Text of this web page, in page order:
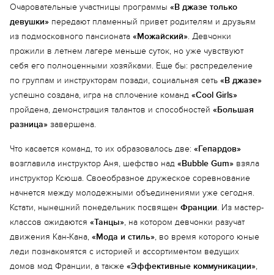
Очаровательные участницы программы «В джазе только
девушки» передают пламенный привет родителям и друзьям
из подмосковного пансионата «Можайский». Девчонки
прожили в летнем лагере меньше суток, но уже чувствуют
себя его полноценными хозяйками. Еще бы: распределение
по группам и инструкторам позади, социальная сеть «В джазе»
успешно создана, игра на сплочение команд «Cool Girls»
пройдена, демонстрация талантов и способностей «Большая
разница» завершена.
Что касается команд, то их образовалось две: «Гепардов»
возглавила инструктор Аня, шефство над «Bubble Gum» взяла
инструктор Ксюша. Своеобразное дружеское соревнование
начнется между молодежными объединениями уже сегодня.
Кстати, нынешний понедельник посвящен Франции. Из мастер-
классов ожидаются «Танцы», на котором девчонки разучат
движения Кан-Кана, «Мода и стиль», во время которого юные
леди познакомятся с историей и ассортиментом ведущих
домов мод Франции, а также «Эффективные коммуникации»,